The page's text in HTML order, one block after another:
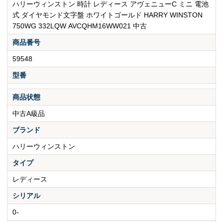
ハリーウィンストン 時計 レディース アヴェニューC ミニ 電池
式 ダイヤモンド文字盤 ホワイトゴールド HARRY WINSTON
750WG 332LQW AVCQHM16WW021 中古
商品番号
59548
型番
商品状態
中古A級品
ブランド
ハリーウィンストン
タイプ
レディース
シリアル
0-